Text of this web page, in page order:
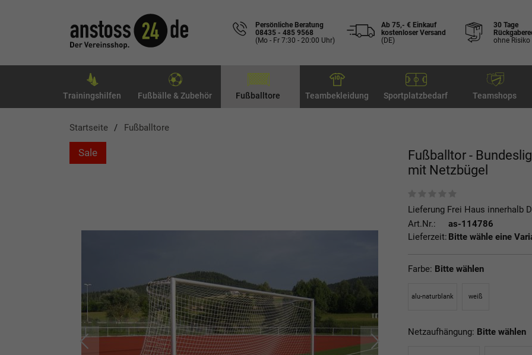
Persönliche Beratung
08435 - 485 9568
(Mo - Fr 7:30 - 20:00 Uhr)
Ab 75,- € Einkauf
kostenloser Versand
(DE)
30 Tage
ohne Risiko
Trainingshilfen Fußbälle & Zubehör Fußballtore Teambekleidung Sportplatzbedarf Teamshops
Startseite Fußballtore
Sale
Fußballtor -
mit Netzbügel
Lieferung Frei Haus innerhalb
Art.Nr.:
as-114786
Lieferzeit: Bitte wähle eine
Farbe: Bitte wählen
alu-naturblank weiß
Netzaufhängung: Bitte wählen